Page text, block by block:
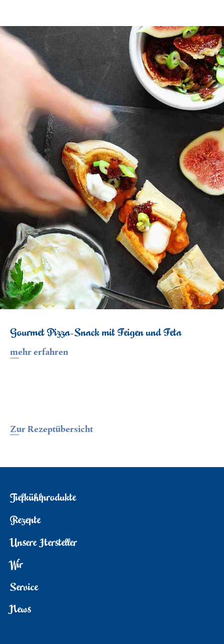
Gourmet Pizza-Snack mit Feigen und Feta
mehr erfahren
Zur Rezeptübersicht
Tiefkühlprodukte
Rezepte
Unsere Hersteller
Wir
Service
News